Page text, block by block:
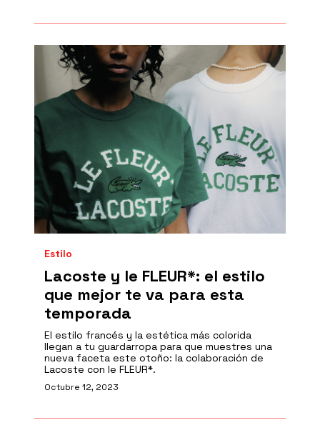
Estilo
Lacoste y le FLEUR*: el estilo
que mejor te va para esta
temporada
El estilo francés y la estética más colorida
llegan a tu guardarropa para que muestres una
nueva faceta este otoño: la colaboración de
Lacoste con le FLEUR*.
Octubre 12, 2023